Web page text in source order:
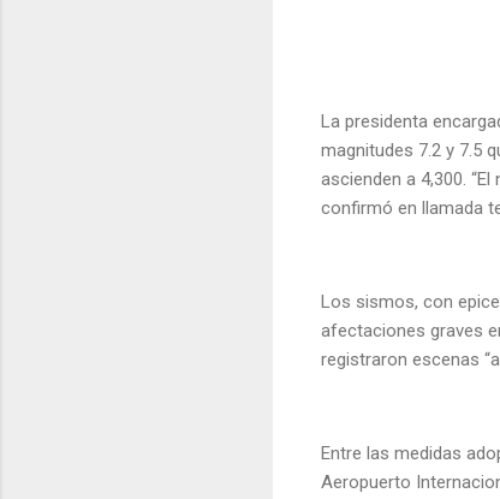
La presidenta
magnitudes 7.2 y 7.5
ascienden a 4,300.
confirmó en llamada
Los sismos, con
afectaciones graves
registraron escenas
Entre las medidas
Aeropuerto